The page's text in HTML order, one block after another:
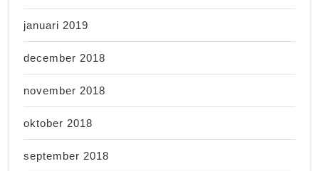
januari 2019
december 2018
november 2018
oktober 2018
september 2018